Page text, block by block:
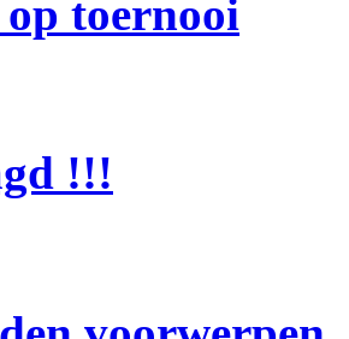
toernooi
!!!